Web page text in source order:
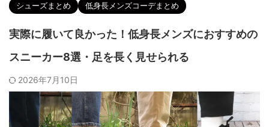
シューズまとめ 低身長メンズコーデまとめ
実際に履いて良かった！低身長メンズにおすすめの
スニーカー8選・足を長く見せられる
2026年7月10日